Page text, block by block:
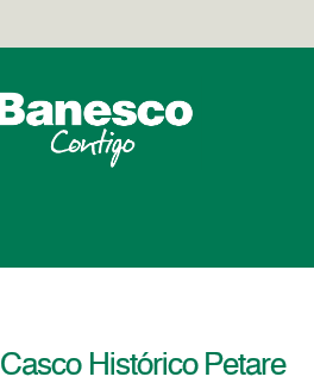
Casco Histórico Petare